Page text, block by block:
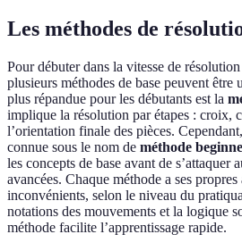
Les méthodes de
Pour débuter dans la vitesse de
plusieurs méthodes de base peuvent être
plus répandue pour les débutants est la
implique la résolution par étapes : croix,
l’orientation finale des pièces.
connue sous le nom de méthode
les concepts de base avant de s’attaquer
avancées. Chaque méthode a ses propres
inconvénients, selon le niveau du
notations des mouvements et la logique
méthode facilite l’apprentissage rapide.